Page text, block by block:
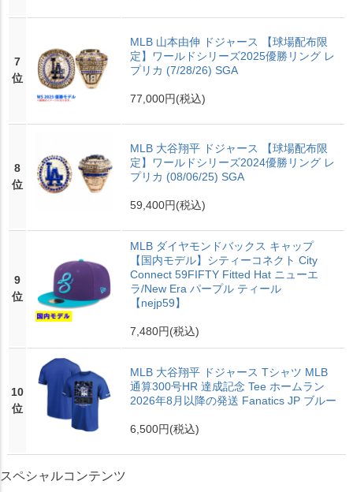
7
位
MLB 山本由伸 ドジャース 【球場配布限
定】ワールドシリーズ2025優勝リング レ
プリカ (7/28/26) SGA
77,000円(税込)
8
位
MLB 大谷翔平 ドジャース 【球場配布限
定】ワールドシリーズ2024優勝リング レ
プリカ (08/06/25) SGA
59,400円(税込)
9
位
MLB ダイヤモンドバックス キャップ
【国内モデル】シティーコネクト City
Connect 59FIFTY Fitted Hat ニューエ
ラ/New Era パープル ティール
【nejp59】
7,480円(税込)
10
位
MLB 大谷翔平 ドジャース Tシャツ MLB
通算300号HR 達成記念 Tee ホームラン
2026年8月以降の発送 Fanatics JP ブルー
6,500円(税込)
スペシャルコンテンツ